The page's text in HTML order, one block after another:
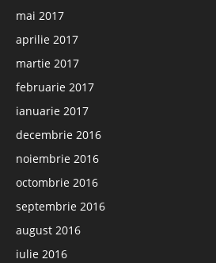
mai 2017
aprilie 2017
martie 2017
februarie 2017
ianuarie 2017
decembrie 2016
noiembrie 2016
octombrie 2016
septembrie 2016
august 2016
iulie 2016